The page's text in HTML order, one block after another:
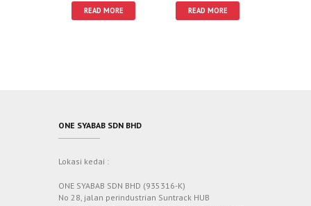
READ MORE READ MORE
ONE SYABAB SDN BHD
Lokasi kedai :
ONE SYABAB SDN BHD (935316-K)
No 28, jalan perindustrian Suntrack HUB